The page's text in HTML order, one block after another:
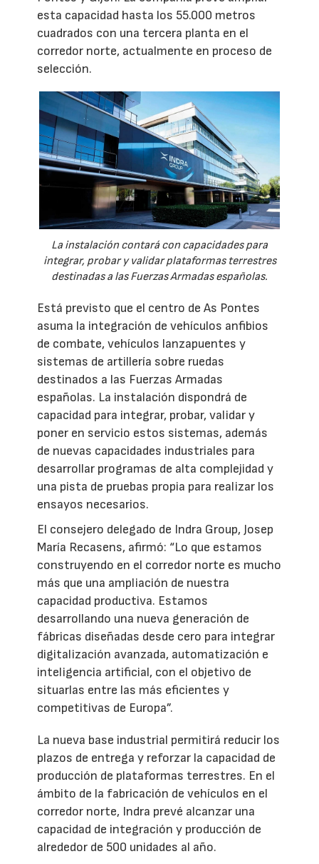
esta capacidad hasta los 55.000 metros
cuadrados con una tercera planta en el
corredor norte, actualmente en proceso de
selección.
La instalación contará con capacidades para
integrar, probar y validar plataformas terrestres
destinadas a las Fuerzas Armadas españolas.
Está previsto que el centro de As Pontes
asuma la integración de vehículos anfibios
de combate, vehículos lanzapuentes y
sistemas de artillería sobre ruedas
destinados a las Fuerzas Armadas
españolas. La instalación dispondrá de
capacidad para integrar, probar, validar y
poner en servicio estos sistemas, además
de nuevas capacidades industriales para
desarrollar programas de alta complejidad y
una pista de pruebas propia para realizar los
ensayos necesarios.
El consejero delegado de Indra Group, Josep
María Recasens, afirmó: “Lo que estamos
construyendo en el corredor norte es mucho
más que una ampliación de nuestra
capacidad productiva. Estamos
desarrollando una nueva generación de
fábricas diseñadas desde cero para integrar
digitalización avanzada, automatización e
inteligencia artificial, con el objetivo de
situarlas entre las más eficientes y
competitivas de Europa”.
La nueva base industrial permitirá reducir los
plazos de entrega y reforzar la capacidad de
producción de plataformas terrestres. En el
ámbito de la fabricación de vehículos en el
corredor norte, Indra prevé alcanzar una
capacidad de integración y producción de
alrededor de 500 unidades al año.